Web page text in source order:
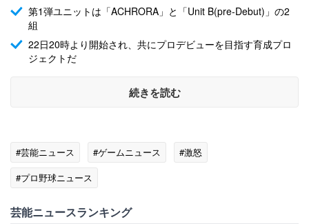
第1弾ユニットは「ACHRORA」と「Unit B(pre-Debut)」の2
組
22日20時より開始され、共にプロデビューを目指す育成プロ
ジェクトだ
続きを読む
#芸能ニュース #ゲームニュース
#激怒
#プロ野球ニュース
芸能ニュースランキング